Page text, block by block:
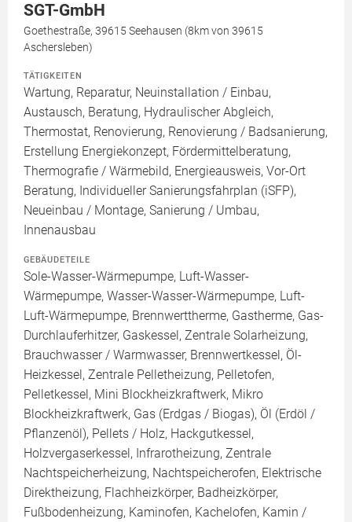
SGT-GmbH
Goethestraße, 39615 Seehausen (8km von 39615
Aschersleben)
TÄTIGKEITEN
Wartung, Reparatur, Neuinstallation / Einbau,
Austausch, Beratung, Hydraulischer Abgleich,
Thermostat, Renovierung, Renovierung / Badsanierung,
Erstellung Energiekonzept, Fördermittelberatung,
Thermografie / Wärmebild, Energieausweis, Vor-Ort
Beratung, Individueller Sanierungsfahrplan (iSFP),
Neueinbau / Montage, Sanierung / Umbau,
Innenausbau
GEBÄUDETEILE
Sole-Wasser-Wärmepumpe, Luft-Wasser-
Wärmepumpe, Wasser-Wasser-Wärmepumpe, Luft-
Luft-Wärmepumpe, Brennwerttherme, Gastherme, Gas-
Durchlauferhitzer, Gaskessel, Zentrale Solarheizung,
Brauchwasser / Warmwasser, Brennwertkessel, Öl-
Heizkessel, Zentrale Pelletheizung, Pelletofen,
Pelletkessel, Mini Blockheizkraftwerk, Mikro
Blockheizkraftwerk, Gas (Erdgas / Biogas), Öl (Erdöl /
Pflanzenöl), Pellets / Holz, Hackgutkessel,
Holzvergaserkessel, Infrarotheizung, Zentrale
Nachtspeicherheizung, Nachtspeicherofen, Elektrische
Direktheizung, Flachheizkörper, Badheizkörper,
Fußbodenheizung, Kaminofen, Kachelofen, Kamin /